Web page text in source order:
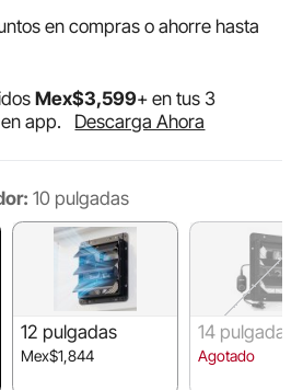
en compras o ahorre hasta
Mex$3,599+ en tus 3
app.
Descarga Ahora
10 pulgadas
12 pulgadas
Mex$1,844
14 pulgadas
Agotado